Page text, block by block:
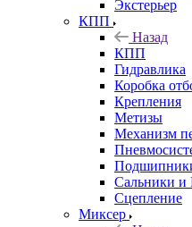
Экстерьер
КПП
Назад
КПП
Гидравлика
Коробка
Крепления
Метизы
Механизм
Сальники
Сцепление
Миксер